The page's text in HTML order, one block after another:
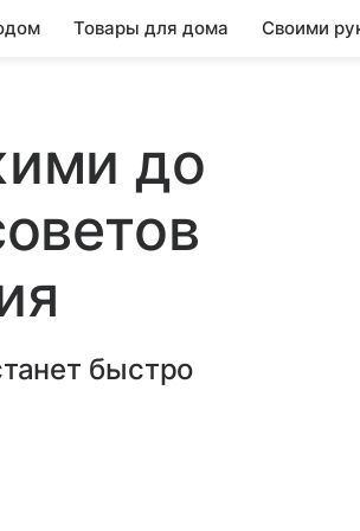
Товары для дома Своими
до
быстро